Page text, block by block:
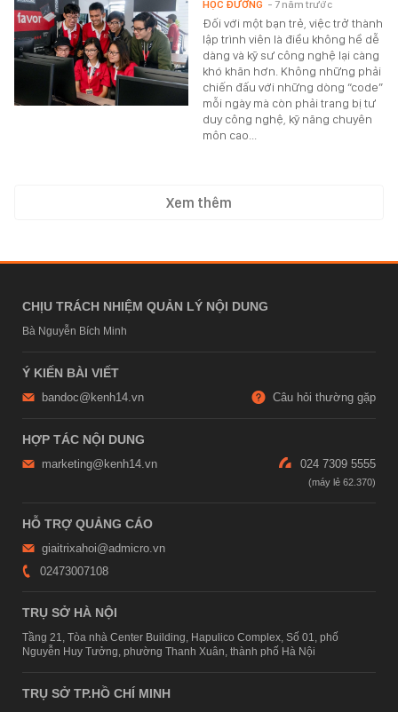
Đối với một bạn trẻ, việc trở thành
lập trình viên là điều không hề dễ
dàng và kỹ sư công nghệ lại càng
khó khăn hơn. Không những phải
chiến đấu với những dòng “code”
mỗi ngày mà còn phải trang bị tư
duy công nghệ, kỹ năng chuyên
môn cao...
HỌC ĐƯỜNG - 7 năm trước
Xem thêm
CHỊU TRÁCH NHIỆM QUẢN LÝ NỘI DUNG
Bà Nguyễn Bích Minh
Ý KIẾN BÀI VIẾT
bandoc@kenh14.vn Câu hỏi thường gặp
HỢP TÁC NỘI DUNG
marketing@kenh14.vn 024 7309 5555
HỖ TRỢ QUẢNG CÁO
giaitrixahoi@admicro.vn
02473007108
TRỤ SỞ HÀ NỘI
Tầng 21, Tòa nhà Center Building, Hapulico Complex, Số 01, phố
Nguyễn Huy Tưởng, phường Thanh Xuân, thành phố Hà Nội
TRỤ SỞ TP.HỒ CHÍ MINH